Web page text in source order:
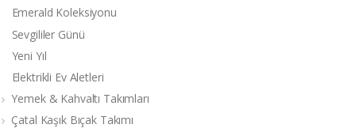
Emerald Koleksiyonu
Sevgililer Günü
Yeni Yıl
Elektrikli Ev Aletleri
Yemek & Kahvaltı Takımları
Çatal Kaşık Bıçak Takımı